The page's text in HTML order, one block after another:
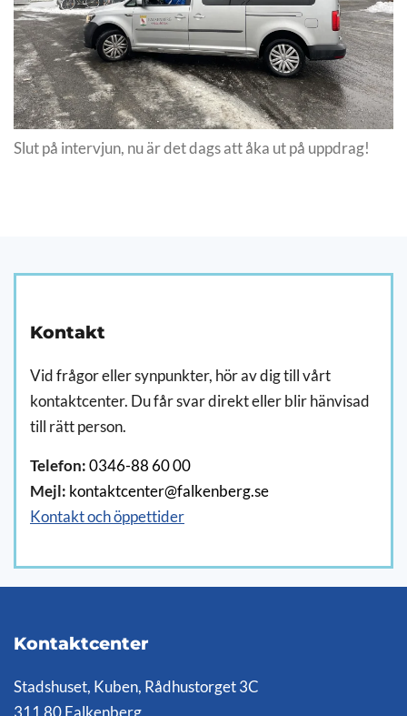
Slut på intervjun, nu är det dags att åka ut på uppdrag!
Kontakt
Vid frågor eller synpunkter, hör av dig till vårt
kontaktcenter. Du får svar direkt eller blir hänvisad
till rätt person.
Telefon: 0346-88 60 00
Mejl: kontaktcenter@falkenberg.se
Kontakt och öppettider
Kontaktcenter
Stadshuset, Kuben, Rådhustorget 3C
311 80 Falkenberg